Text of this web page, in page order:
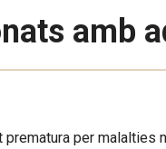
amb
prematura per